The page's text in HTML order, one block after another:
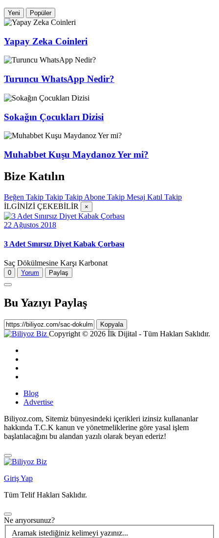
Yeni Popüler
Yapay Zeka Coinleri
Turuncu WhatsApp Nedir?
Sokağın Çocukları Dizisi
Muhabbet Kuşu Maydanoz Yer mi?
Bize Katılın
Beğen Takip Takip Takip Abone Takip Mesaj Katıl Takip
İLGİNİZİ ÇEKEBİLİR
×
22 Ağustos 2018
3 Adet Sınırsız Diyet Kabak Çorbası
Saç Dökülmesine Karşı Karbonat
0 Yorum Paylaş
Bu Yazıyı Paylaş
Kopyala
Copyright © 2026 İlk Dijital - Tüm Hakları Saklıdır.
Blog
Advertise
Biliyoz.com, Sitemiz bünyesindeki içerikleri izinsiz kullananlar
hakkında T.C.K kanun ve yönetmeliklerine göre yasal işlem
başlatılacağını bu alandan yazılı olarak beyan ederiz!
Giriş Yap
Tüm Telif Hakları Saklıdır.
Ne arıyorsunuz?
Aramak istediğiniz kelimeyi yazınız...